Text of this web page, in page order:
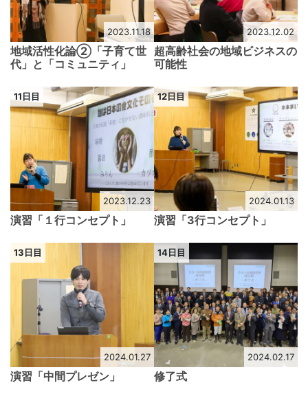
2023.11.18
地域活性化論②「子育て世
代」と「コミュニティ」
2023.12.02
超高齢社会の地域ビジネスの
可能性
11日目
2023.12.23
演習「１行コンセプト」
12日目
2024.01.13
演習「3行コンセプト」
13日目
2024.01.27
演習「中間プレゼン」
14日目
2024.02.17
修了式